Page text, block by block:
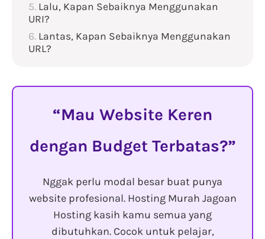
Lalu, Kapan Sebaiknya Menggunakan
URI?
Lantas, Kapan Sebaiknya Menggunakan
URL?
Mau Website Keren
dengan Budget Terbatas?
Nggak perlu modal besar buat punya
website profesional. Hosting Murah Jagoan
Hosting kasih kamu semua yang
dibutuhkan. Cocok untuk pelajar,